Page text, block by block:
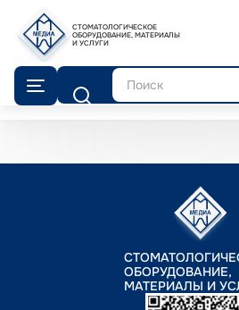
СТОМАТОЛОГИЧЕСКОЕ
ОБОРУДОВАНИЕ, МАТЕРИАЛЫ
И УСЛУГИ
Поиск
ОБОРУДОВАНИЕ,
МАТЕРИАЛЫ И